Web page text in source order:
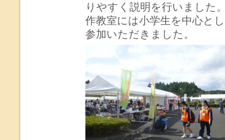
りやすく説明を行いました
作教室には小学生を中心と
参加いただきました。